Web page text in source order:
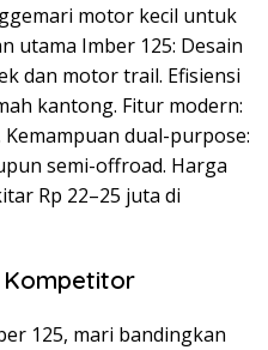
motor kecil untuk
utama Imber 125: Desain
dan motor trail. Efisiensi
kantong. Fitur modern:
dual-purpose:
semi-offroad. Harga
Rp 22–25 juta di
Kompetitor
125, mari bandingkan